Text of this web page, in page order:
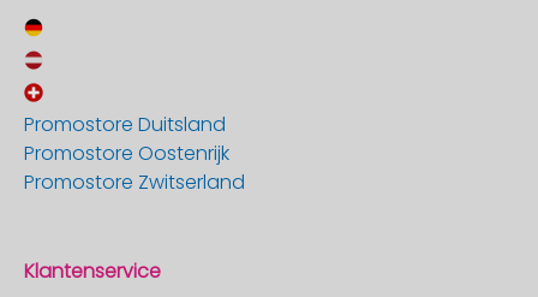
Promostore Duitsland
Promostore Oostenrijk
Promostore Zwitserland
Klantenservice